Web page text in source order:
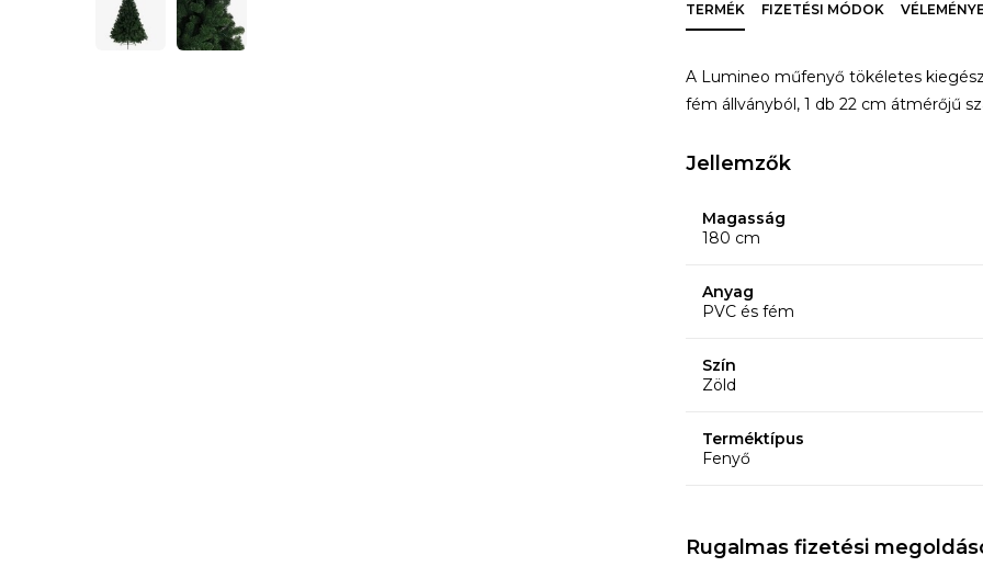
TERMÉK FIZETÉSI MÓDOK
A Lumineo műfenyő tökéletes
fém állványból, 1 db 22 cm átmérőjű
Jellemzők
Magasság
180 cm
Anyag
PVC és fém
Szín
Zöld
Terméktípus
Fenyő
Rugalmas fizetési